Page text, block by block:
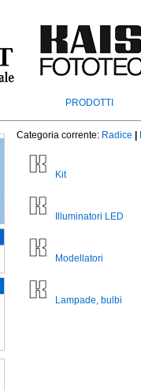
PRODOTTI
Categoria corrente: Radice
Kit
Illuminatori LED
Modellatori
Lampade, bulbi